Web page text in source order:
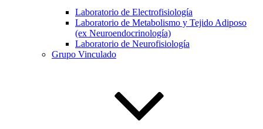
Laboratorio de Electrofisiología
Laboratorio de Metabolismo y Tejido Adiposo
(ex Neuroendocrinología)
Laboratorio de Neurofisiología
Grupo Vinculado